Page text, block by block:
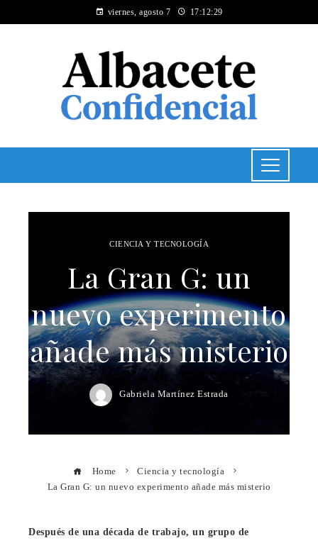
viernes, agosto 7 17:12:30
CIENCIA Y TECNOLOGÍA
La Gran G: un
nuevo experimento
añade más misterio
Gabriela Martínez Estrada
Home
Ciencia y tecnología
La Gran G: un nuevo experimento añade más misterio
Después de una década de trabajo, un grupo de